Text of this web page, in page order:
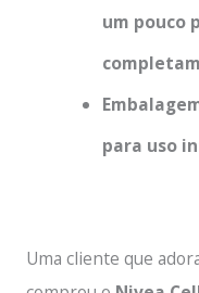
um pouco
para uso
Uma cliente que